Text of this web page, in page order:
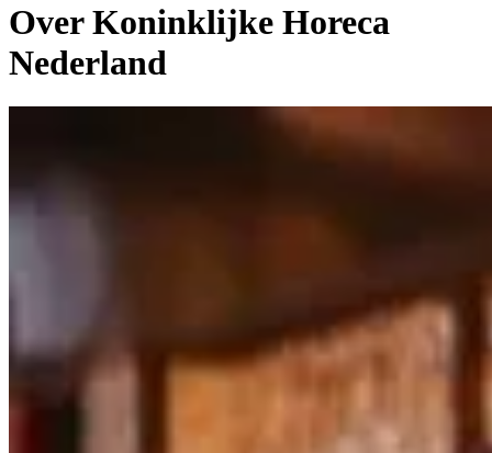
Over Koninklijke Horeca
Nederland